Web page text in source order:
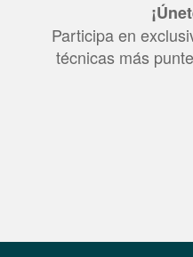
Participa en
técnicas más